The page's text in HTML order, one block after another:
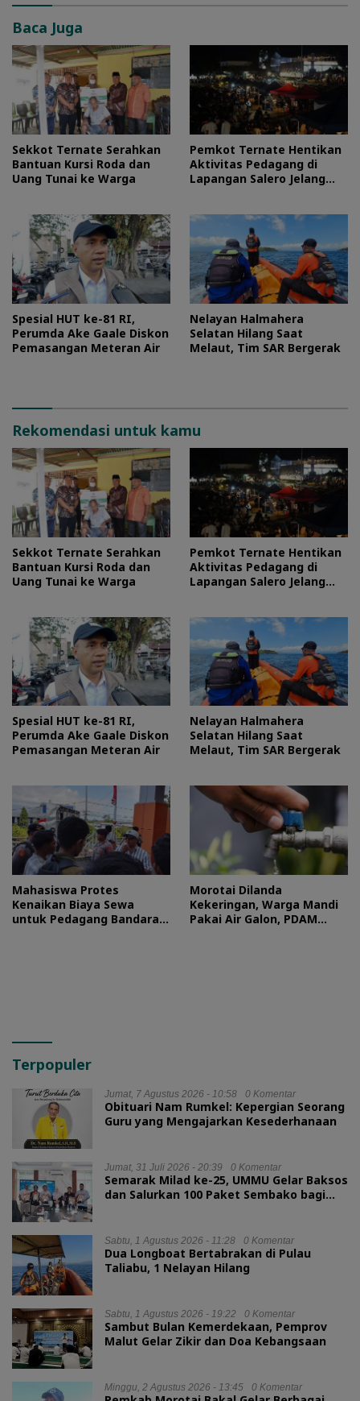
Baca Juga
Sekkot Ternate Serahkan
Bantuan Kursi Roda dan
Uang Tunai ke Warga
Pemkot Ternate Hentikan
Aktivitas Pedagang di
Lapangan Salero Jelang
Spesial HUT ke-81 RI,
Perumda Ake Gaale Diskon
Pemasangan Meteran Air
Nelayan Halmahera
Selatan Hilang Saat
Melaut, Tim SAR Bergerak
Rekomendasi untuk kamu
Sekkot Ternate Serahkan
Bantuan Kursi Roda dan
Uang Tunai ke Warga
Pemkot Ternate Hentikan
Aktivitas Pedagang di
Lapangan Salero Jelang
Spesial HUT ke-81 RI,
Perumda Ake Gaale Diskon
Pemasangan Meteran Air
Nelayan Halmahera
Selatan Hilang Saat
Melaut, Tim SAR Bergerak
Mahasiswa Protes
Kenaikan Biaya Sewa
untuk Pedagang Bandara
Morotai Dilanda
Kekeringan, Warga Mandi
Pakai Air Galon, PDAM
Terpopuler
Jumat, 7 Agustus 2026 - 10:58 0 Komentar
Obituari Nam Rumkel: Kepergian Seorang
Guru yang Mengajarkan Kesederhanaan
Jumat, 31 Juli 2026 - 20:39 0 Komentar
Semarak Milad ke-25, UMMU Gelar Baksos
dan Salurkan 100 Paket Sembako bagi
Sabtu, 1 Agustus 2026 - 11:28 0 Komentar
Dua Longboat Bertabrakan di Pulau
Taliabu, 1 Nelayan Hilang
Sabtu, 1 Agustus 2026 - 19:22 0 Komentar
Sambut Bulan Kemerdekaan, Pemprov
Malut Gelar Zikir dan Doa Kebangsaan
Minggu, 2 Agustus 2026 - 13:45 0 Komentar